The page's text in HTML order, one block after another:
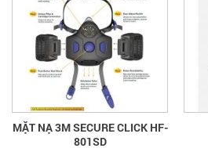
MẶT NẠ 3M SECURE CLICK HF-
801SD